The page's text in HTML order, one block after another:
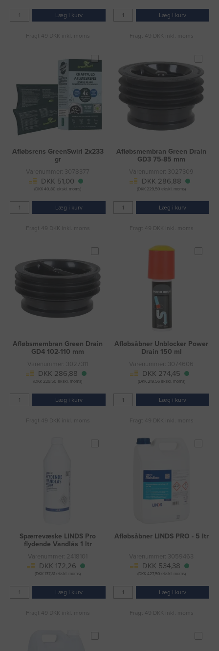
Læg i kurv
Fragt 49 DKK inkl. moms
Læg i kurv
Fragt 49 DKK inkl. moms
Afløbsrens GreenSwirl 2x233
gr
Varenummer: 3078377
DKK 51,00
(DKK 40,80 ekskl. moms)
Læg i kurv
Fragt 49 DKK inkl. moms
Afløbsmembran Green Drain
GD3 75-85 mm
Varenummer: 3027309
DKK 286,88
(DKK 229,50 ekskl. moms)
Læg i kurv
Fragt 49 DKK inkl. moms
Afløbsmembran Green Drain
GD4 102-110 mm
Varenummer: 3027311
DKK 286,88
(DKK 229,50 ekskl. moms)
Læg i kurv
Fragt 49 DKK inkl. moms
Afløbsåbner Unblocker Power
Drain 150 ml
Varenummer: 3074606
DKK 274,45
(DKK 219,56 ekskl. moms)
Læg i kurv
Fragt 49 DKK inkl. moms
Spærrevæske LINDS Pro
flydende Vandlås 1 ltr
Varenummer: 2418101
DKK 172,26
(DKK 137,81 ekskl. moms)
Læg i kurv
Fragt 49 DKK inkl. moms
Afløbsåbner LINDS PRO - 5 ltr
Varenummer: 3059463
DKK 534,38
(DKK 427,50 ekskl. moms)
Læg i kurv
Fragt 49 DKK inkl. moms